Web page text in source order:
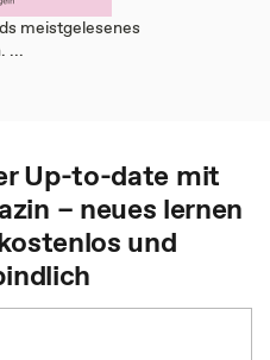
meistgelesenes
...
Up-to-date mit
– neues lernen
und